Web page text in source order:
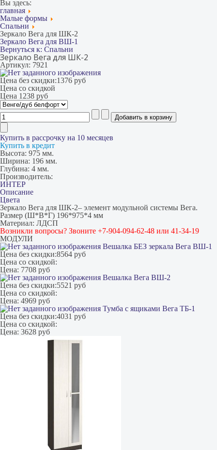
Вы здесь:
главная
Малые формы
Спальни
Зеркало Вега для ШК-2
Зеркало Вега для ВШ-1
Вернуться к: Спальни
Зеркало Вега для ШК-2
Артикул: 7921
Цена без скидки:1376 руб
Цена со скидкой
Цена 1238 руб
Купить в рассрочку на 10 месяцев
Купить в кредит
Высота: 975 мм.
Ширина: 196 мм.
Глубина: 4 мм.
Производитель:
ИНТЕР
Описание
Цвета
Зеркало Вега для ШК-2– элемент модульной системы Вега.
Размер (Ш*В*Г) 196*975*4 мм
Материал: ЛДСП
Возникли вопросы? Звоните +7-904-094-62-48 или 41-34-19
МОДУЛИ
Вешалка БЕЗ зеркала Вега ВШ-1
Цена без скидки:8564 руб
Цена со скидкой:
Цена: 7708 руб
Вешалка Вега ВШ-2
Цена без скидки:5521 руб
Цена со скидкой:
Цена: 4969 руб
Тумба с ящиками Вега ТБ-1
Цена без скидки:4031 руб
Цена со скидкой:
Цена: 3628 руб